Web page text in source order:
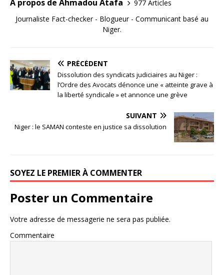
A propos de Ahmadou Atafa
977 Articles
Journaliste Fact-checker - Blogueur - Communicant basé au
Niger.
PRÉCÉDENT
Dissolution des syndicats judiciaires au Niger :
l’Ordre des Avocats dénonce une « atteinte grave à
la liberté syndicale » et annonce une grève
SUIVANT
Niger : le SAMAN conteste en justice sa dissolution
SOYEZ LE PREMIER À COMMENTER
Poster un Commentaire
Votre adresse de messagerie ne sera pas publiée.
Commentaire